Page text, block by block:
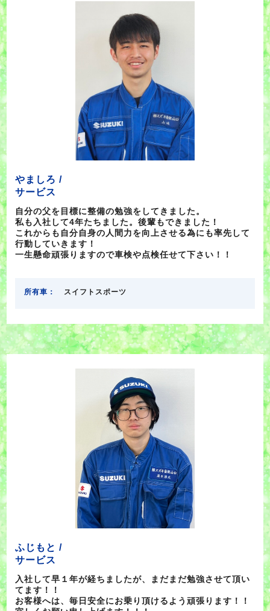
やましろ /
サービス
自分の父を目標に整備の勉強をしてきました。
私も入社して4年たちました。後輩もできました！
これからも自分自身の人間力を向上させる為にも率先して
行動していきます！
一生懸命頑張りますので車検や点検任せて下さい！！
所有車： スイフトスポーツ
ふじもと /
サービス
入社して早１年が経ちましたが、まだまだ勉強させて頂い
てます！！
お客様へは、毎日安全にお乗り頂けるよう頑張ります！！